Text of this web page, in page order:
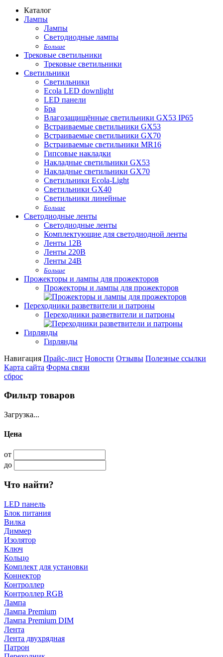
Каталог
Лампы
Лампы
Светодиодные лампы
Больше
Трековые светильники
Трековые светильники
Светильники
Светильники
Ecola LED downlight
LED панели
Бра
Влагозащищённые светильники GX53 IP65
Встраиваемые светильники GX53
Встраиваемые светильники GX70
Встраиваемые светильники MR16
Гипсовые накладки
Накладные светильники GX53
Накладные светильники GX70
Светильники Ecola-Light
Светильники GX40
Светильники линейные
Больше
Светодиодные ленты
Светодиодные ленты
Комплектующие для светодиодной ленты
Ленты 12В
Ленты 220В
Ленты 24В
Больше
Прожекторы и лампы для прожекторов
Прожекторы и лампы для прожекторов
Переходники разветвители и патроны
Переходники разветвители и патроны
Гирлянды
Гирлянды
Навигация Прайс-лист Новости Отзывы Полезные ссылки
Карта сайта Форма связи
сброс
Фильтр товаров
Загрузка...
Цена
от
до
Что найти?
LED панель
Блок питания
Вилка
Диммер
Изолятор
Ключ
Кольцо
Комплект для установки
Коннектор
Контроллер
Контроллер RGB
Лампа
Лампа Premium
Лампа Premium DIM
Лента
Лента двухрядная
Патрон